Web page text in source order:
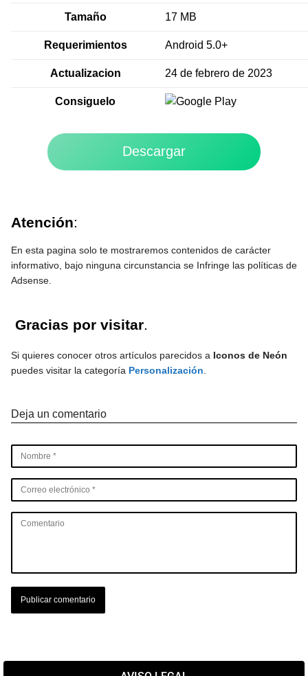
Tamaño 17 MB
Requerimientos Android 5.0+
Actualizacion 24 de febrero de 2023
Consiguelo
Descargar
Atención:
En esta pagina solo te mostraremos contenidos de carácter
informativo, bajo ninguna circunstancia se Infringe las políticas de
Adsense.
Gracias por visitar.
Si quieres conocer otros artículos parecidos a Iconos de Neón
puedes visitar la categoría Personalización
Deja un comentario